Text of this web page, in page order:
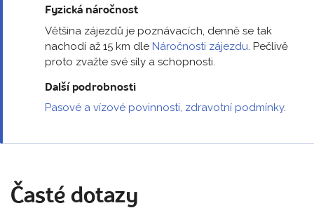
Fyzická náročnost
Většina zájezdů je poznávacích, denně se tak
nachodí až 15 km dle Náročnosti zájezdu. Pečlivě
proto zvažte své síly a schopnosti.
Další podrobnosti
Pasové a vízové povinnosti, zdravotní podmínky.
Časté dotazy